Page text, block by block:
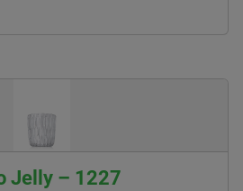
Jelly – 1227